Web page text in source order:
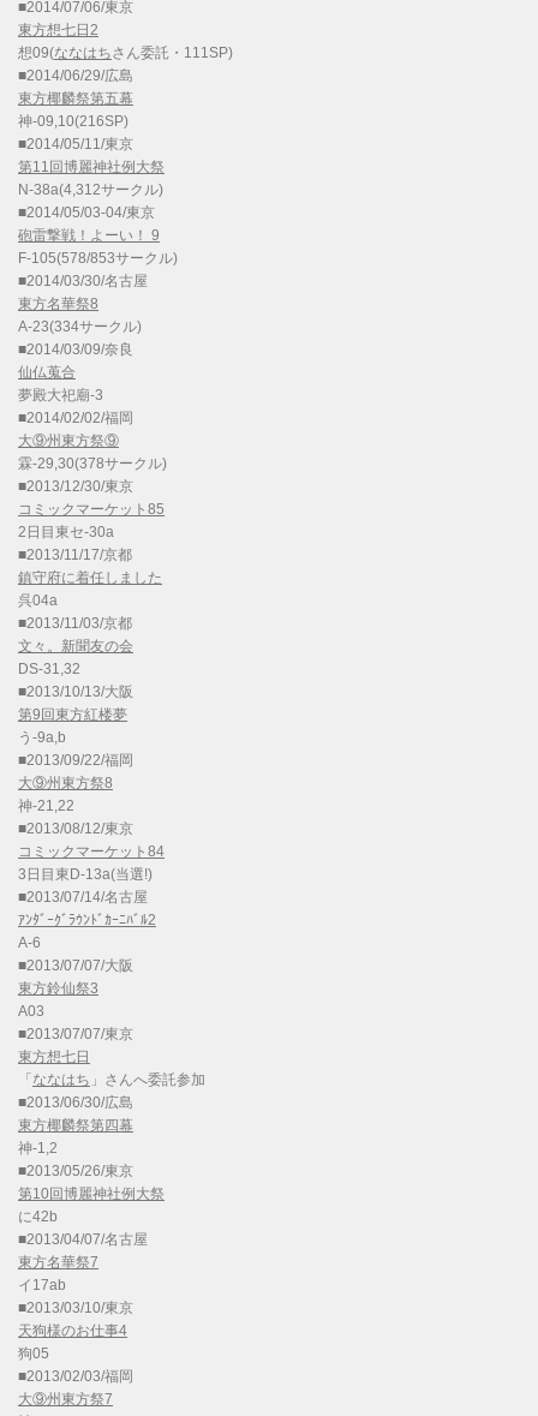
■2014/07/06/東京
東方想七日2
想09(ななはちさん委託・111SP)
■2014/06/29/広島
東方椰麟祭第五幕
神-09,10(216SP)
■2014/05/11/東京
第11回博麗神社例大祭
N-38a(4,312サークル)
■2014/05/03-04/東京
砲雷撃戦！よーい！ 9
F-105(578/853サークル)
■2014/03/30/名古屋
東方名華祭8
A-23(334サークル)
■2014/03/09/奈良
仙仏蒐合
夢殿大祀廟-3
■2014/02/02/福岡
大⑨州東方祭⑨
霖-29,30(378サークル)
■2013/12/30/東京
コミックマーケット85
2日目東セ-30a
■2013/11/17/京都
鎮守府に着任しました
呉04a
■2013/11/03/京都
文々。新聞友の会
DS-31,32
■2013/10/13/大阪
第9回東方紅楼夢
う-9a,b
■2013/09/22/福岡
大⑨州東方祭8
神-21,22
■2013/08/12/東京
コミックマーケット84
3日目東D-13a(当選!)
■2013/07/14/名古屋
ｱﾝﾀﾞｰｸﾞﾗｳﾝﾄﾞｶｰﾆﾊﾞﾙ2
A-6
■2013/07/07/大阪
東方鈴仙祭3
A03
■2013/07/07/東京
東方想七日
「 ななはち 」さんへ委託参加
■2013/06/30/広島
東方椰麟祭第四幕
神-1,2
■2013/05/26/東京
第10回博麗神社例大祭
に42b
■2013/04/07/名古屋
東方名華祭7
イ17ab
■2013/03/10/東京
天狗様のお仕事4
狗05
■2013/02/03/福岡
大⑨州東方祭7